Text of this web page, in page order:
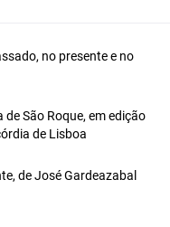
no presente e no
São Roque, em edição
de Lisboa
de José Gardeazabal